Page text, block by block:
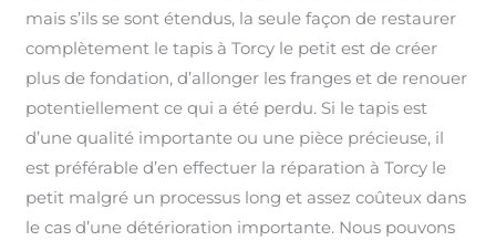
mais s’ils se sont étendus, la seule façon de restaurer
complètement le tapis à Torcy le petit est de créer
plus de fondation, d’allonger les franges et de renouer
potentiellement ce qui a été perdu. Si le tapis est
d’une qualité importante ou une pièce précieuse, il
est préférable d’en effectuer la réparation à Torcy le
petit malgré un processus long et assez coûteux dans
le cas d’une détérioration importante. Nous pouvons